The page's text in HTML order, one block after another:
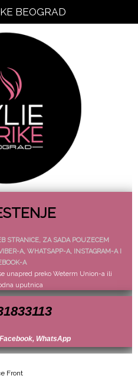
BEOGRAD
STRANICE, ZA SADA POUZECEM
A, WHATSAPP-A, INSTAGRAM-A I
A
unapred preko Weterm Union-a ili
uputnica
WhatsApp
Front